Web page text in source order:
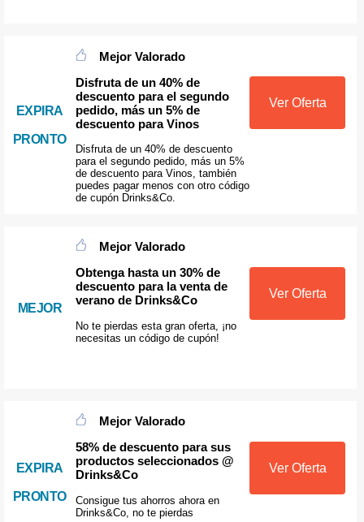
EXPIRA
PRONTO
Mejor Valorado
Disfruta de un 40% de
descuento para el segundo
pedido, más un 5% de
descuento para Vinos
Disfruta de un 40% de descuento
para el segundo pedido, más un 5%
de descuento para Vinos, también
puedes pagar menos con otro código
de cupón Drinks&Co.
Ver Oferta
MEJOR
Mejor Valorado
Obtenga hasta un 30% de
descuento para la venta de
verano de Drinks&Co
No te pierdas esta gran oferta, ¡no
necesitas un código de cupón!
Ver Oferta
EXPIRA
PRONTO
Mejor Valorado
58% de descuento para sus
productos seleccionados @
Drinks&Co
Consigue tus ahorros ahora en
Drinks&Co, no te pierdas
Ver Oferta